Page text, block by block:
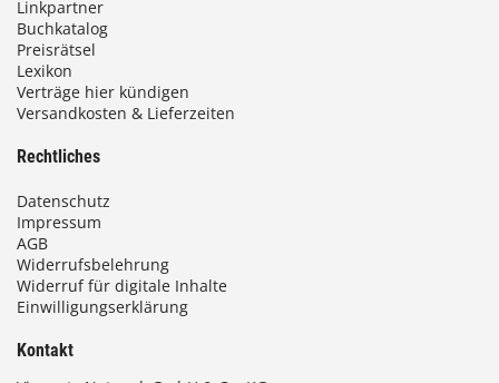
Linkpartner
Buchkatalog
Preisrätsel
Lexikon
Verträge hier kündigen
Versandkosten & Lieferzeiten
Rechtliches
Datenschutz
Impressum
AGB
Widerrufsbelehrung
Widerruf für digitale Inhalte
Einwilligungserklärung
Kontakt